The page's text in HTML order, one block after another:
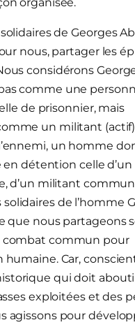
organisée.
de Georges
nous, partager les
considérons
comme une
de prisonnier, mais
un militant
un homme
en détention celle
d’un militant
de l’homme
que nous partageons
combat commun pour
humaine. Car,
qui doit
exploitées et des
agissons pour